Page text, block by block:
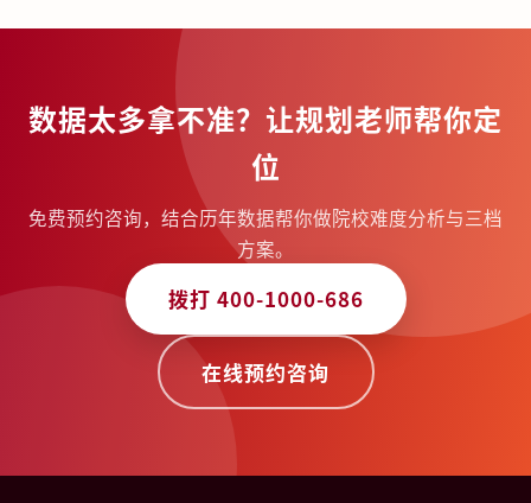
数据太多拿不准？让规划老师帮你定
位
免费预约咨询，结合历年数据帮你做院校难度分析与三档
方案。
拨打 400-1000-686
在线预约咨询